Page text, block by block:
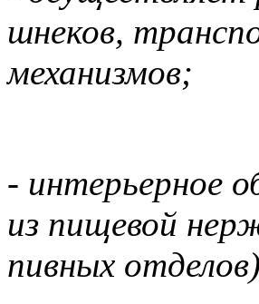
шнеков,
механизмов;
- интерьерное
из пищевой
пивных